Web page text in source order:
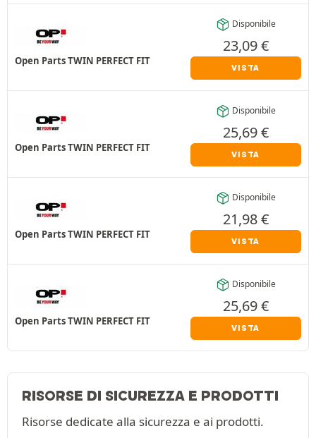
Open Parts TWIN PERFECT FIT
Disponibile
23,09€
VISTA
Open Parts TWIN PERFECT FIT
Disponibile
25,69€
VISTA
Open Parts TWIN PERFECT FIT
Disponibile
21,98€
VISTA
Open Parts TWIN PERFECT FIT
Disponibile
25,69€
VISTA
RISORSE DI SICUREZZA E PRODOTTI
Risorse dedicate alla sicurezza e ai prodotti.